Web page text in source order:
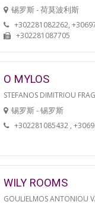
锡罗斯 - 荷莫波利斯
+302281082262,
+302281087705
O MYLOS
STEFANOS DIMITRIOU
锡罗斯 - 锡罗斯
+302281085432 ,
WILY ROOMS
GOULIELMOS ANTONIOU